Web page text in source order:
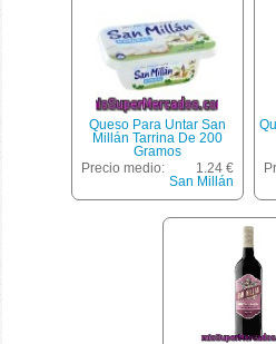
Queso Para Untar San
Millán Tarrina De 200
Gramos
Precio medio:
1.24 €
San Millán